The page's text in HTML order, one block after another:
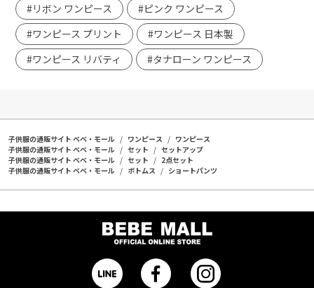
#リボン ワンピース
#ピンク ワンピース
#ワンピース プリント
#ワンピース 日本製
#ワンピース リバティ
#タナローン ワンピース
子供服の通販サイト ベベ・モール ワンピース
ワンピース
子供服の通販サイト ベベ・モール
セット
セットアップ
子供服の通販サイト ベベ・モール
セット
2点セット
子供服の通販サイト ベベ・モール
ボトムス ショートパンツ